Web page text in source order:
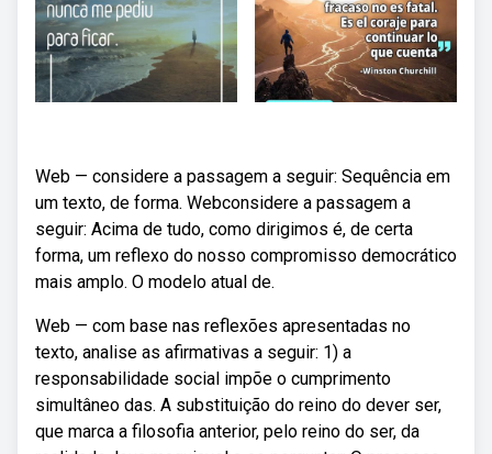
Web — considere a passagem a seguir: Sequência em
um texto, de forma. Webconsidere a passagem a
seguir: Acima de tudo, como dirigimos é, de certa
forma, um reflexo do nosso compromisso democrático
mais amplo. O modelo atual de.
Web — com base nas reflexões apresentadas no
texto, analise as afirmativas a seguir: 1) a
responsabilidade social impõe o cumprimento
simultâneo das. A substituição do reino do dever ser,
que marca a filosofia anterior, pelo reino do ser, da